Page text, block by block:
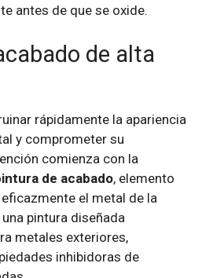
antes de que se oxide.
de alta
rápidamente la apariencia
y comprometer su
comienza con la
de acabado, elemento
el metal de la
pintura diseñada
metales exteriores,
inhibidoras de